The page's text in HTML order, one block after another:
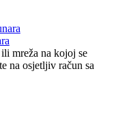
mreža na kojoj se
na osjetljiv račun sa